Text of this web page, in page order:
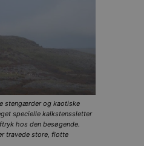
stengærder og kaotiske
specielle kalkstenssletter
hos den besøgende.
travede store, flotte